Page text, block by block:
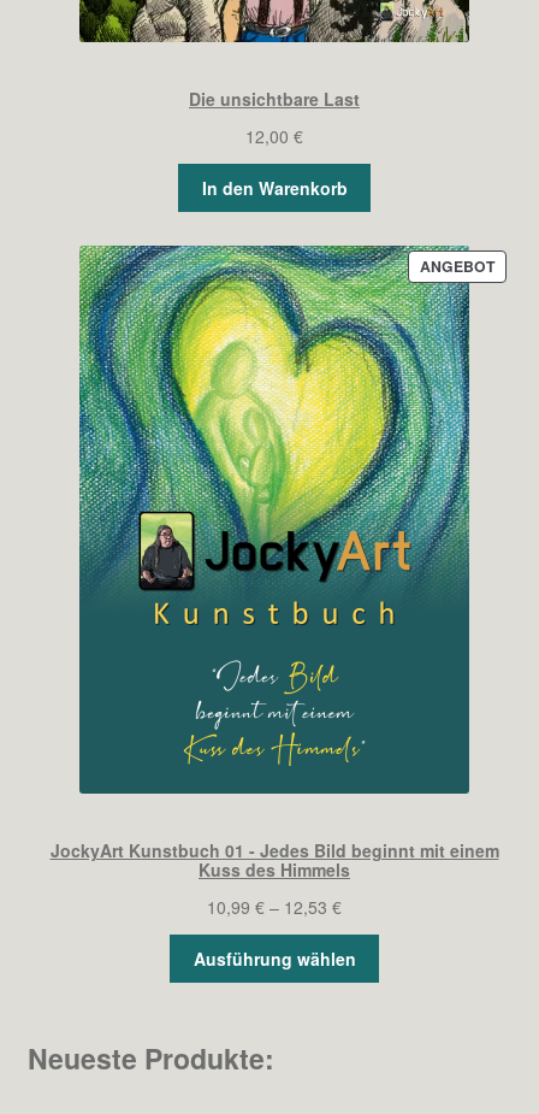
Die unsichtbare Last
12,00 €
In den Warenkorb
ANGEBOT
IM
JockyArt Kunstbuch 01 - Jedes Bild beginnt mit einem
Kuss des Himmels
10,99 € – 12,53 €Preisspanne:
10,99 €
bis
12,53 €
Ausführung wählen
Neueste Produkte: